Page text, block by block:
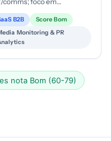
de mídia,
ou outreach; ticket
prováve...
B2B
Score Bom
Monitoring & PR
nota Bom (60-79)